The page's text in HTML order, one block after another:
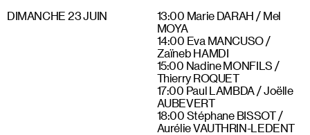
DIMANCHE 23 JUIN
13:00 Marie DARAH / Mel
MOYA
14:00 Eva MANCUSO /
Zaïneb HAMDI
15:00 Nadine MONFILS /
Thierry ROQUET
17:00 Paul LAMBDA / Joëlle
AUBEVERT
18:00 Stéphane BISSOT /
Aurélie VAUTHRIN-LEDENT